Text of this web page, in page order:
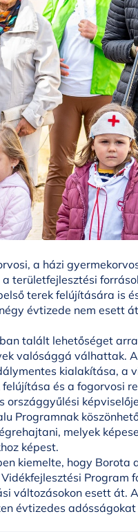
a házi
területfejlesztési
terek felújítására is
évtizede nem esett
talált lehetőséget
valósággá válhattak.
kialakítása, a
és a fogorvosi
Programnak
melyek
képest.
kiemelte, hogy Borota
Program
változásokon esett át.
évtizedes